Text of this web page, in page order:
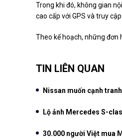
Trong khi đó, không gian
cao cấp với GPS và truy
Theo kế hoạch, những đơn
TIN LIÊN QUAN
Nissan muốn cạnh
Lộ ảnh Mercedes S-
30.000 người Việt mua